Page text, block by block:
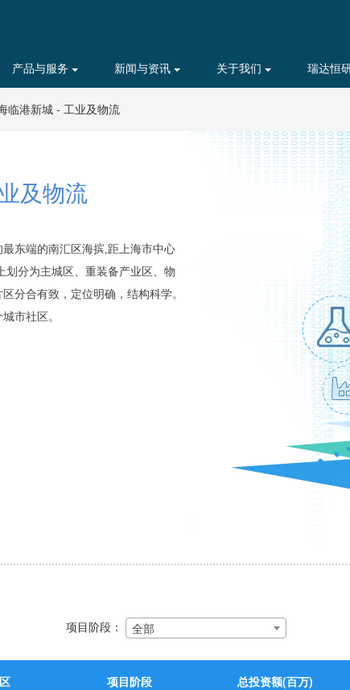
产品与服务 新闻与资讯 关于我们 瑞达恒
临港新城 - 工业及物流
及物流
东端的南汇区海摈,距上海市中心
划分为主城区、重装备产业区、物
分合有致，定位明确，结构科学。
市社区。
项目阶段： 全部
项目阶段 总投资额(百万)